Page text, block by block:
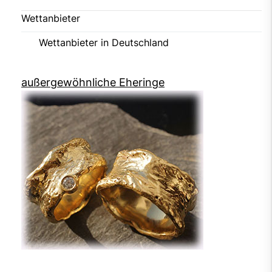
Wettanbieter
Wettanbieter in Deutschland
außergewöhnliche Eheringe